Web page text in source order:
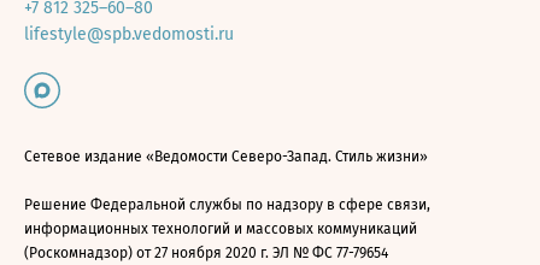
+7 812 325–60–80
lifestyle@spb.vedomosti.ru
Сетевое издание «Ведомости Северо-Запад. Стиль жизни»
Решение Федеральной службы по надзору в сфере связи,
информационных технологий и массовых коммуникаций
(Роскомнадзор) от 27 ноября 2020 г. ЭЛ № ФС 77-79654